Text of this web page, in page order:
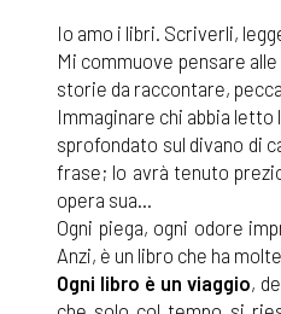
Io amo i libri. Scriverli,
Mi commuove pensare
storie da raccontare,
Immaginare chi abbia letto
sprofondato sul divano di
frase; lo avrà tenuto
opera sua...
Ogni piega, ogni odore
Anzi, è un libro che ha
Ogni libro è un viaggio,